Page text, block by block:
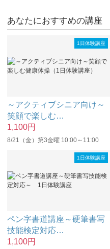
あなたにおすすめの講座
1日体験講座
～アクティブシニア向け～
笑顔で楽しむ…
1,100円
8/21（金）第3金曜 10:00～11:00
1日体験講座
ペン字書道講座～硬筆書写
技能検定対応…
1,100円